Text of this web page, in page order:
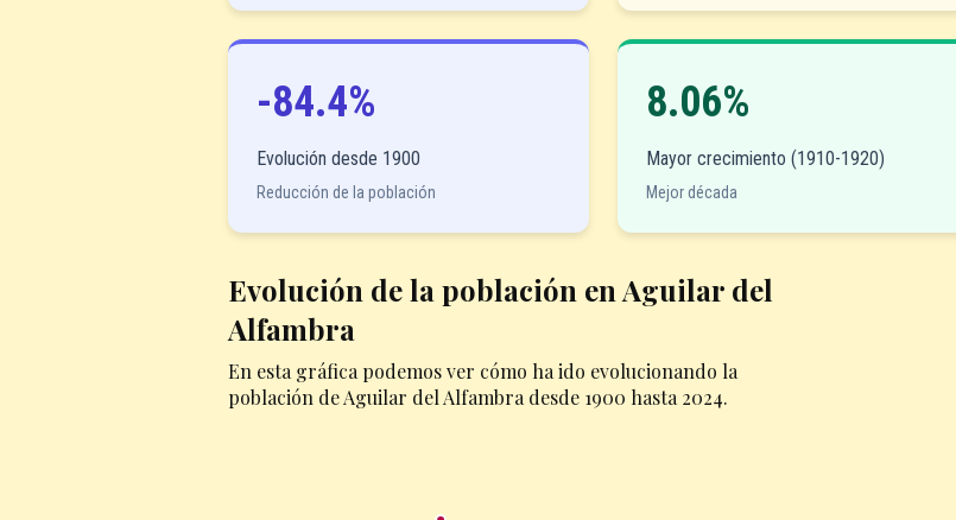
-84.4%
Evolución desde 1900
Reducción de la población
8.06%
Mayor crecimiento (1910-1920)
Mejor década
Evolución de la población en Aguilar del
Alfambra
En esta gráfica podemos ver cómo ha ido evolucionando la
población de Aguilar del Alfambra desde 1900 hasta 2024.